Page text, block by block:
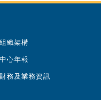
組織架構
中心年報
財務及業務資訊